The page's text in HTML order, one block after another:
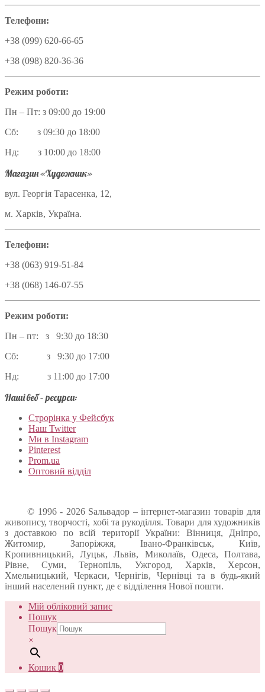
Телефони:
+38 (099) 620-66-65
+38 (098) 820-36-36
Режим роботи:
Пн – Пт: з 09:00 до 19:00
Сб: з 09:30 до 18:00
Нд: з 10:00 до 18:00
Магазин «Художник»
вул. Георгія Тарасенка, 12,
м. Харків, Україна.
Телефони:
+38 (063) 919-51-84
+38 (068) 146-07-55
Режим роботи:
Пн – пт: з 9:30 до 18:30
Сб: з 9:30 до 17:00
Нд: з 11:00 до 17:00
Наші веб – ресурси:
Строрінка у Фейсбук
Наш Twitter
Ми в Instagram
Pinterest
Prom.ua
Оптовий відділ
© 1996 - 2026 Sальвадор – інтернет-магазин товарів для
живопису, творчості, хобі та рукоділля. Товари для художників
з доставкою по всій території України: Вінниця, Дніпро,
Житомир, Запоріжжя, Івано-Франківськ, Київ,
Кропивницький, Луцьк, Львів, Миколаїв, Одеса, Полтава,
Рівне, Суми, Тернопіль, Ужгород, Харків, Херсон,
Хмельницький, Черкаси, Чернігів, Чернівці та в будь-який
інший населений пункт, де є відділення Нової пошти.
Мій обліковий запис
Пошук
Пошук
×
Кошик 0